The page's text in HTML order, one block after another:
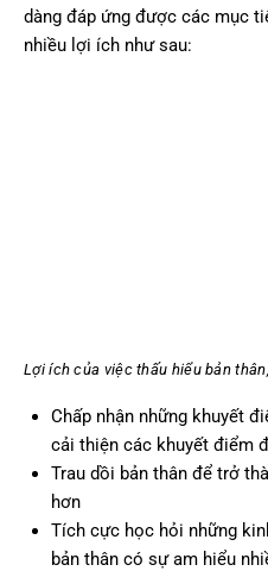
dàng đáp ứng được các mục
nhiều lợi ích như sau:
Lợi ích của việc thấu hiểu bản
Chấp nhận những khuyết
cải thiện các khuyết điểm
Trau dồi bản thân để trở
hơn
Tích cực học hỏi những
bản thân có sự am hiểu